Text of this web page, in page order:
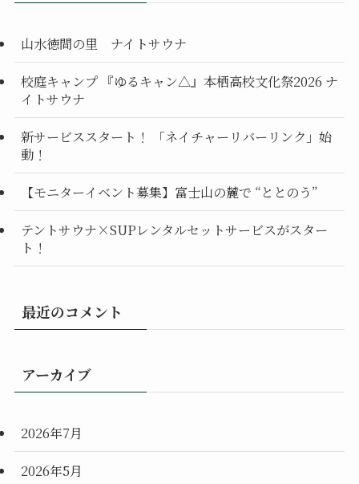
山水徳間の里 ナイトサウナ
校庭キャンプ 『ゆるキャン△』本栖高校文化祭2026 ナ
イトサウナ
新サービススタート！ 「ネイチャーリバーリンク」始
動！
【モニターイベント募集】富士山の麓で “ととのう”
テントサウナ×SUPレンタルセットサービスがスター
ト！
最近のコメント
アーカイブ
2026年7月
2026年5月